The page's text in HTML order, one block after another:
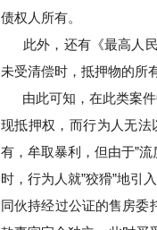
债权人所有。
此外，还有《最高人
未受清偿时，抵押物的所
由此可知，在此类案
现抵押权，而行为人无
有，牟取暴利，但由于”
时，行为人就”狡猾”地引
同伙持经过公证的售房委